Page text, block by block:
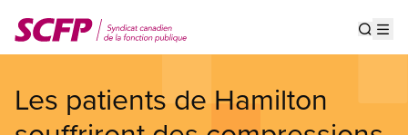
au
contenu
Les patients de Hamilton